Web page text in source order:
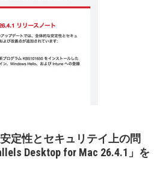
定性とセキュリテイ上の問
Desktop for Mac 26.4.1」を